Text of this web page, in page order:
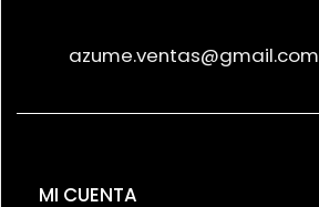
azume.ventas@gmail.com
MI CUENTA